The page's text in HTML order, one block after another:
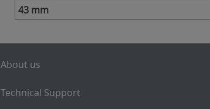
43 mm
About us
Technical Support